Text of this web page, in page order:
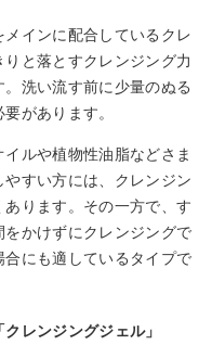
インに配合しているクレ
と落とすクレンジング力
洗い流す前に少量のぬる
があります。
ルや植物性油脂などさま
すい方には、クレンジン
ります。その一方で、す
かけずにクレンジングで
にも適しているタイプで
レンジングジェル」